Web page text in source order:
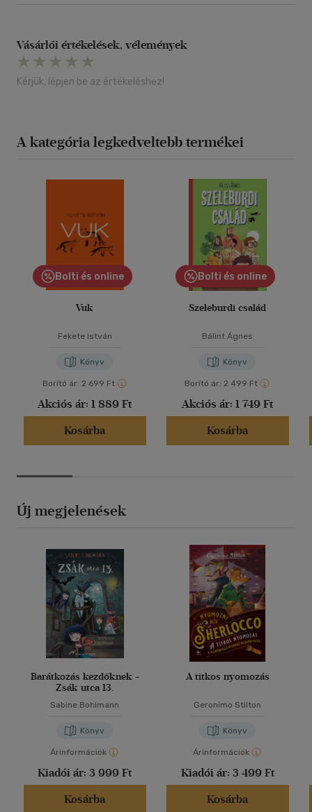
Vásárlói értékelések, vélemények
Kérjük, lépjen be az értékeléshez!
A kategória legkedveltebb termékei
Bolti és online
Vuk
Fekete István
Könyv
Borító ár: 2 699 Ft
Akciós ár: 1 889 Ft
Kosárba
Bolti és online
Szeleburdi család
Bálint Ágnes
Könyv
Borító ár: 2 499 Ft
Akciós ár: 1 749 Ft
Kosárba
Új megjelenések
Barátkozás kezdőknek -
Zsák utca 13.
Sabine Bohlmann
Könyv
Árinformációk
Kiadói ár: 3 999 Ft
Kosárba
A titkos nyomozás
Geronimo Stilton
Könyv
Árinformációk
Kiadói ár: 3 499 Ft
Kosárba